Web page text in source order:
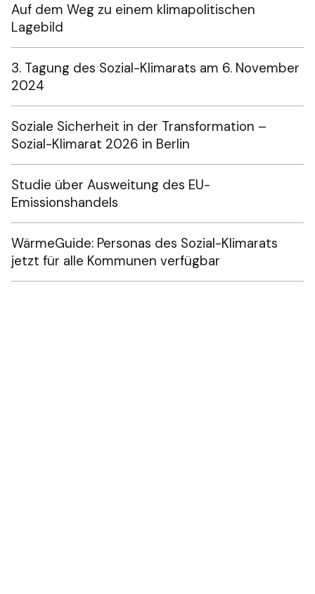
Auf dem Weg zu einem klimapolitischen
Lagebild
3. Tagung des Sozial-Klimarats am 6. November
2024
Soziale Sicherheit in der Transformation –
Sozial-Klimarat 2026 in Berlin
Studie über Ausweitung des EU-
Emissionshandels
WärmeGuide: Personas des Sozial-Klimarats
jetzt für alle Kommunen verfügbar